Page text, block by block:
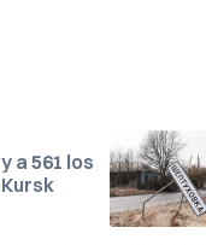
a 561 los